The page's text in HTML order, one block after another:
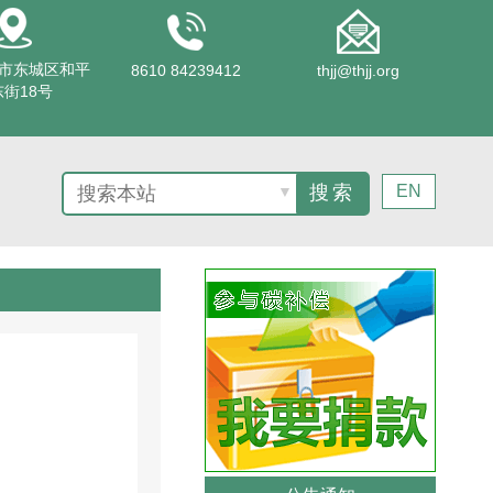
东城区和平
街18号
8610 84239412 thjj@thjj.org
▼ EN